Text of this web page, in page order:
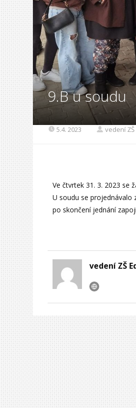
9.B u soudu
5.4. 2023 vedení
Ve čtvrtek 31. 3. 2023 se
U soudu se projednávalo
po skončení jednání
vedení ZŠ